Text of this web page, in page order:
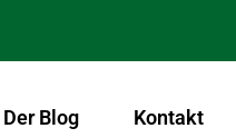
Der Blog Kontakt